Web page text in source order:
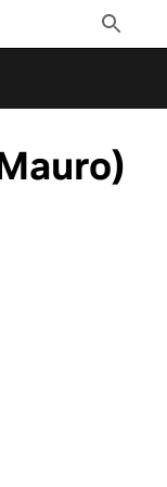
Toggle
Search